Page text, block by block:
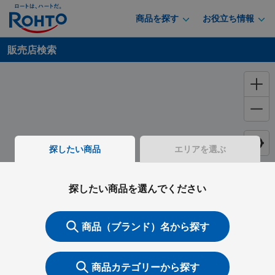
商品を探す お役立ち情報
販売店検索
探したい商品 エリアを選ぶ
探したい商品を選んでください
商品（ブランド）名から探す
商品カテゴリーから探す